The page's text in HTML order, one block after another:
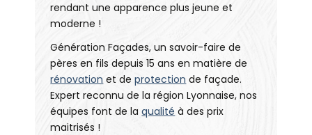
rendant une apparence plus jeune et
moderne !
Génération Façades, un savoir-faire de
pères en fils depuis 15 ans en matière de
rénovation et deprotection de façade.
Expert reconnu de la région Lyonnaise, nos
équipes font de laqualité à des prix
maitrisés !